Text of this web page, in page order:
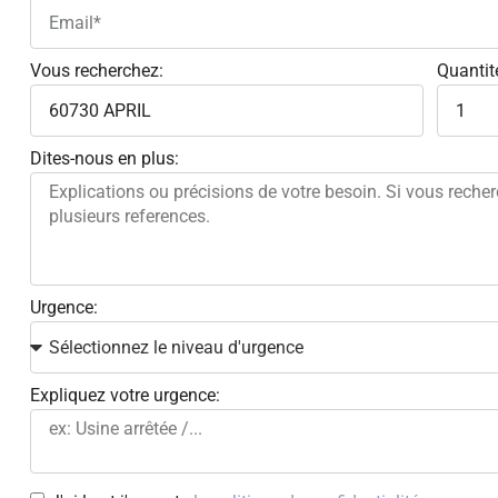
Vous recherchez:
Dites-nous en plus:
Urgence:
Expliquez votre urgence: